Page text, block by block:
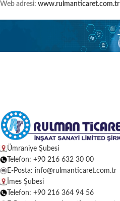
Web adresi: www.rulmanticaret.com.tr
Ümraniye Şubesi
Telefon: +90 216 632 30 00
E-Posta: info@rulmanticaret.com.tr
İmes Şubesi
Telefon: +90 216 364 94 56